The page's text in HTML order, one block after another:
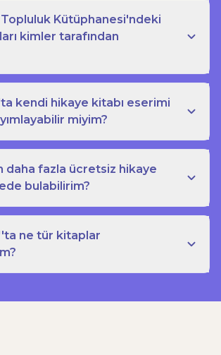
Kütüphanesi'ndeki
kimler tarafından
kendi hikaye kitabı eserimi
miyim?
daha fazla ücretsiz hikaye
bulabilirim?
ne tür kitaplar